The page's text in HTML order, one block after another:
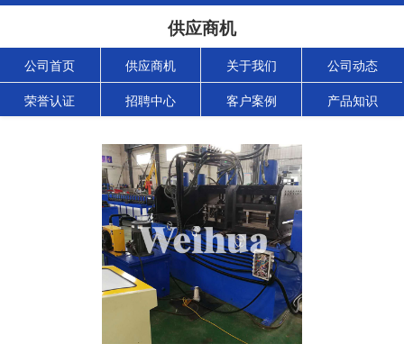
供应商机
公司首页 供应商机 关于我们 公司动态
荣誉认证 招聘中心 客户案例 产品知识